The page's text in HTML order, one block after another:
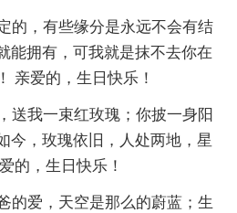
的，有些缘分是永远不会有结
能拥有，可我就是抹不去你在
亲爱的，生日快乐！
送我一束红玫瑰；你披一身阳
今，玫瑰依旧，人处两地，星
的，生日快乐！
的爱，天空是那么的蔚蓝；生